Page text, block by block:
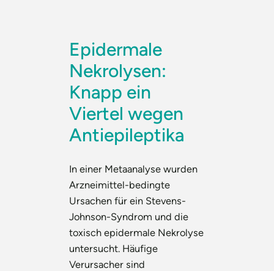
Epidermale
Nekrolysen:
Knapp ein
Viertel wegen
Antiepileptika
In einer Metaanalyse wurden
Arzneimittel-bedingte
Ursachen für ein Stevens-
Johnson-Syndrom und die
toxisch epidermale Nekrolyse
untersucht. Häufige
Verursacher sind